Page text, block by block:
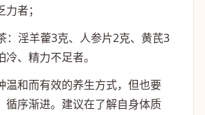
者；
：淫羊藿3克、人参片2克、黄芪3
、精力不足者。
温和而有效的养生方式，但也要
循序渐进。建议在了解自身体质